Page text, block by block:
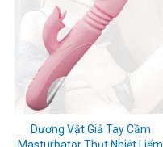
Dương Vật Giả Tay Cầm
Masturbator Thụt Nhiệt Liếm